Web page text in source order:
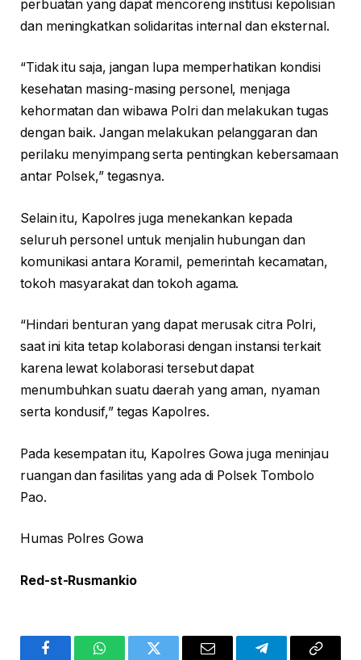
perbuatan yang dapat mencoreng institusi kepolisian
dan meningkatkan solidaritas internal dan eksternal.
“Tidak itu saja, jangan lupa memperhatikan kondisi
kesehatan masing-masing personel, menjaga
kehormatan dan wibawa Polri dan melakukan tugas
dengan baik. Jangan melakukan pelanggaran dan
perilaku menyimpang serta pentingkan kebersamaan
antar Polsek,” tegasnya.
Selain itu, Kapolres juga menekankan kepada
seluruh personel untuk menjalin hubungan dan
komunikasi antara Koramil, pemerintah kecamatan,
tokoh masyarakat dan tokoh agama.
“Hindari benturan yang dapat merusak citra Polri,
saat ini kita tetap kolaborasi dengan instansi terkait
karena lewat kolaborasi tersebut dapat
menumbuhkan suatu daerah yang aman, nyaman
serta kondusif,” tegas Kapolres.
Pada kesempatan itu, Kapolres Gowa juga meninjau
ruangan dan fasilitas yang ada di Polsek Tombolo
Pao.
Humas Polres Gowa
Red-st-Rusmankio